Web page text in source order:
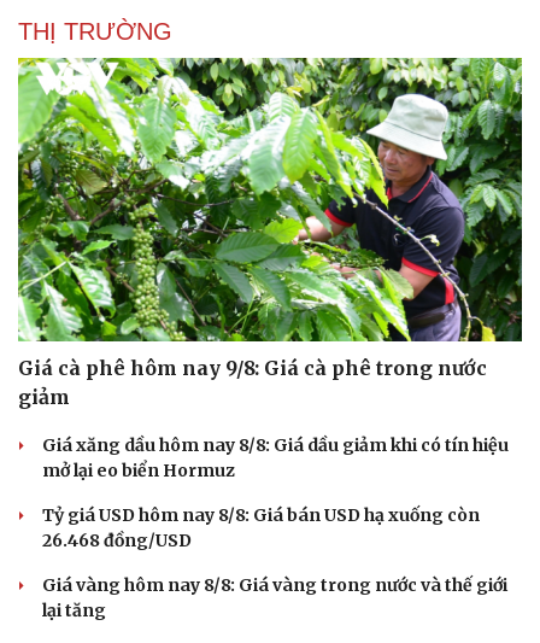
THỊ TRƯỜNG
Giá cà phê hôm nay 9/8: Giá cà phê trong nước
giảm
Giá xăng dầu hôm nay 8/8: Giá dầu giảm khi có tín hiệu
mở lại eo biển Hormuz
Tỷ giá USD hôm nay 8/8: Giá bán USD hạ xuống còn
26.468 đồng/USD
Giá vàng hôm nay 8/8: Giá vàng trong nước và thế giới
lại tăng